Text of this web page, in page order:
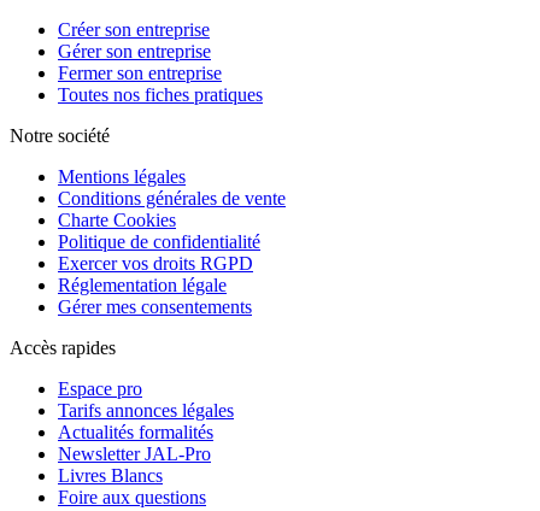
Créer son entreprise
Gérer son entreprise
Fermer son entreprise
Toutes nos fiches pratiques
Notre société
Mentions légales
Conditions générales de vente
Charte Cookies
Politique de confidentialité
Exercer vos droits RGPD
Réglementation légale
Gérer mes consentements
Accès rapides
Espace pro
Tarifs annonces légales
Actualités formalités
Newsletter JAL-Pro
Livres Blancs
Foire aux questions